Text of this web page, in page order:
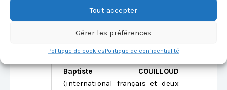
Tout accepter
Gérer les préférences
Politique de cookiesPolitique de confidentialité
Intrigué par le concept innovant
des cartes FIFA créées par Roro
et curieux de tester son niveau
Baptiste COUILLOUD
(international français et deux